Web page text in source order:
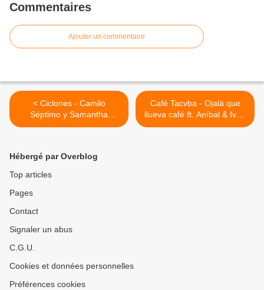
Commentaires
Ajouter un commentaire
< Ciclones - Camilo
Séptimo y Samantha
Barrón
Café Tacvba - Ojalá que
llueva café ft. Aníbal & Iván
>
Hébergé par Overblog
Top articles
Pages
Contact
Signaler un abus
C.G.U.
Cookies et données personnelles
Préférences cookies